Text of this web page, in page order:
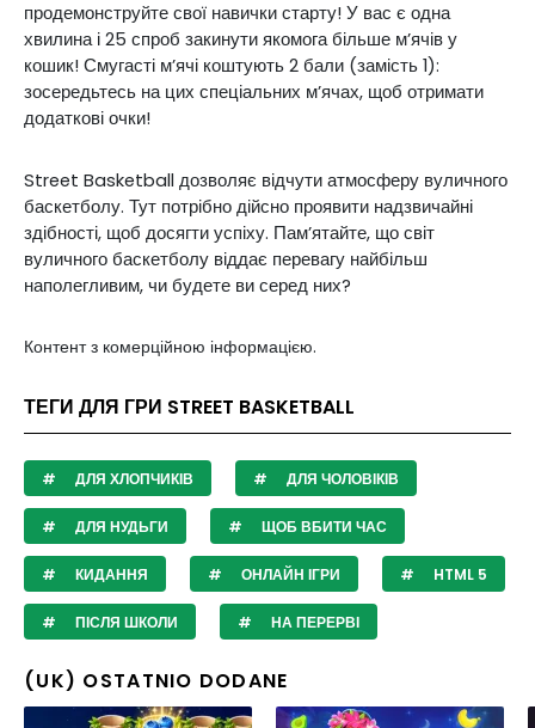
продемонструйте свої навички старту! У вас є одна
хвилина і 25 спроб закинути якомога більше м’ячів у
кошик! Смугасті м’ячі коштують 2 бали (замість 1):
зосередьтесь на цих спеціальних м’ячах, щоб отримати
додаткові очки!
Street Basketball дозволяє відчути атмосферу вуличного
баскетболу. Тут потрібно дійсно проявити надзвичайні
здібності, щоб досягти успіху. Пам’ятайте, що світ
вуличного баскетболу віддає перевагу найбільш
наполегливим, чи будете ви серед них?
Контент з комерційною інформацією.
ТЕГИ ДЛЯ ГРИ STREET BASKETBALL
ДЛЯ ХЛОПЧИКІВ ДЛЯ ЧОЛОВІКІВ
ДЛЯ НУДЬГИ ЩОБ ВБИТИ ЧАС
КИДАННЯ ОНЛАЙН ІГРИ HTML 5
ПІСЛЯ ШКОЛИ НА ПЕРЕРВІ
(UK) OSTATNIO DODANE